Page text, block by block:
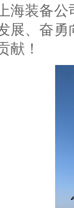
海装备
展、奋
献！